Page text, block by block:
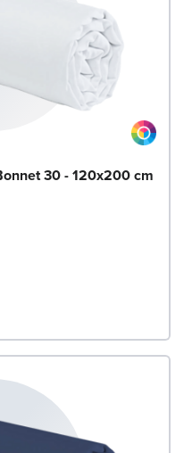
30 - 120x200 cm